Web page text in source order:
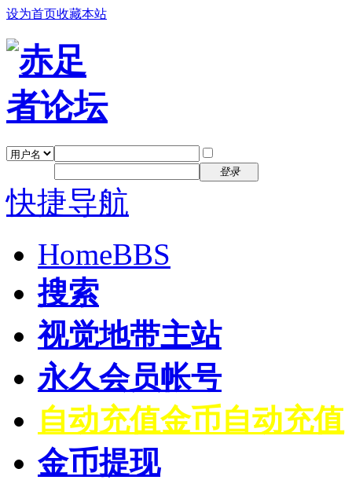
设为首页收藏本站
登录
快捷导航
HomeBBS
搜索
视觉地带主站
永久会员帐号
自动充值金币自动充值
金币提现